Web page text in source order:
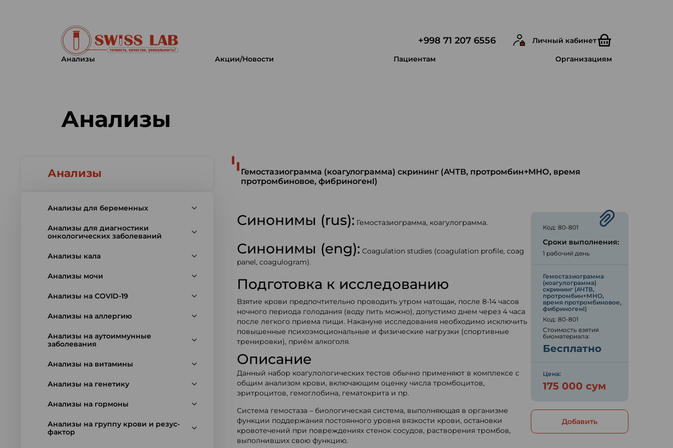
+998 71 207 6556 Личный кабинет
Анализы Акции/Новости Пациентам Организациям
Анализы
Анализы
Анализы для беременных
Анализы для диагностики
онкологических заболеваний
Анализы кала
Анализы мочи
Анализы на COVID-19
Анализы на аллергию
Анализы на аутоиммунные
заболевания
Анализы на витамины
Анализы на генетику
Анализы на гормоны
Анализы на группу крови и резус-
фактор
Гемостазиограмма (коагулограмма) скрининг (АЧТВ, протромбин+МНО, время
протромбиновое, фибриногенI)
Синонимы (rus): Гемостазиограмма, коагулограмма.
Синонимы (eng): Coagulation studies (coagulation profile, coag
panel, coagulogram).
Подготовка к исследованию
Взятие крови предпочтительно проводить утром натощак, после 8-14 часов
ночного периода голодания (воду пить можно), допустимо днем через 4 часа
после легкого приема пищи. Накануне исследования необходимо исключить
повышенные психоэмоциональные и физические нагрузки (спортивные
тренировки), приём алкоголя.
Описание
Данный набор коагулологических тестов обычно применяют в комплексе с
общим анализом крови, включающим оценку числа тромбоцитов,
эритроцитов, гемоглобина, гематокрита и пр.
Система гемостаза – биологическая система, выполняющая в организме
функции поддержания постоянного уровня вязкости крови, остановки
кровотечений при повреждениях стенок сосудов, растворения тромбов,
выполнивших свою функцию.
Код: 80-801
Сроки выполнения:
1 рабочий день
Гемостазиограмма
(коагулограмма)
скрининг (АЧТВ,
протромбин+МНО,
время протромбиновое,
фибриногенI)
Код: 80-801
Стоимость взятия
биоматериала:
Бесплатно
Цена:
175 000 сум
Добавить